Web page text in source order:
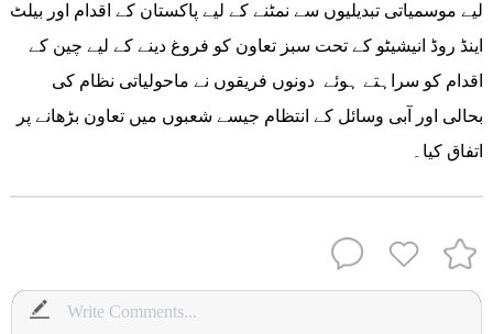
لیے موسمیاتی تبدیلیوں سے نمٹنے کے لیے پاکستان کے اقدام اور بیلٹ
اینڈ روڈ انیشیٹو کے تحت سبز تعاون کو فروغ دینے کے لیے چین کے
اقدام کو سراہتے ہوئے دونوں فریقوں نے ماحولیاتی نظام کی
بحالی اور آبی وسائل کے انتظام جیسے شعبوں میں تعاون بڑھانے پر
اتفاق کیا۔